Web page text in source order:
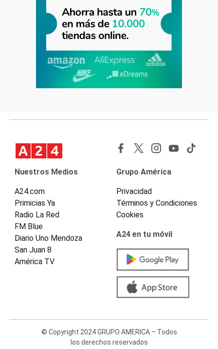
Nuestros Medios
A24.com
Primicias Ya
Radio La Red
FM Blue
Diario Uno Mendoza
San Juan 8
América TV
Grupo América
Privacidad
Términos y Condiciones
Cookies
A24 en tu móvil
© Copyright 2024 GRUPO AMERICA – Todos
los derechos reservados